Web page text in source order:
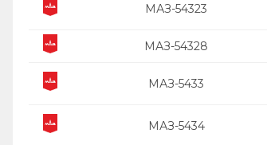
МАЗ-54323
МАЗ-54328
МАЗ-5433
МАЗ-5434